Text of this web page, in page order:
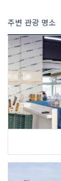
주변 관광 명소